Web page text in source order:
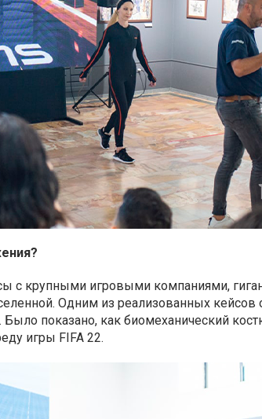
с крупными игровыми компаниями,
Одним из реализованных кейсов
Было показано, как биомеханический
игры FIFA 22.